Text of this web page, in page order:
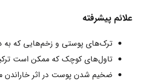
علائم پیشرفته
ترک‌های پوستی و زخم‌هایی که به
تاول‌های کوچک که ممکن است
ضخیم شدن پوست در اثر خاراندن